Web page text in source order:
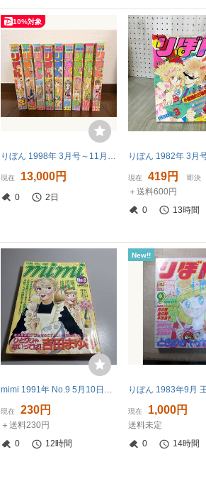
10%対象
りぼん 1998年 3月号～11月号 9冊セット 集英社 少女漫画雑誌
現在 13,000円
0 2日
現在 419円 即決
＋送料600円
0
13時間
mimi 1991年 No.9 5月10日号 少女漫画雑誌 吉田まゆみ90s
現在 230円
＋送料230円
0
12時間
New!!
現在 1,000円
送料未定
0
14時間